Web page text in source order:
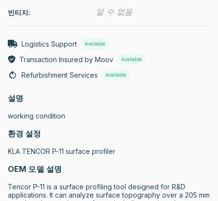
빈티지: 알 수 없음
Logistics Support Available
Transaction Insured by Moov Available
Refurbishment Services Available
설명
working condition
환경 설정
KLA TENCOR P-11 surface profiler
OEM 모델 설명
Tencor P-11 is a surface profiling tool designed for R&D
applications. It can analyze surface topography over a 205 mm